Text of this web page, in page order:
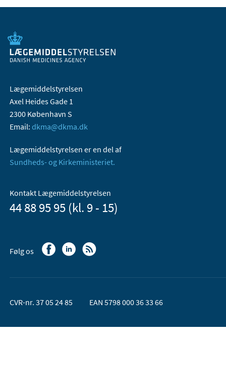
Lægemiddelstyrelsen
Axel Heides Gade 1
2300 København S
Email: dkma@dkma.dk
Lægemiddelstyrelsen er en del af
Sundheds- og Kirkeministeriet.
Kontakt Lægemiddelstyrelsen
44 88 95 95 (kl. 9 - 15)
Følg os
CVR-nr. 37 05 24 85 EAN 5798 000 36 33 66